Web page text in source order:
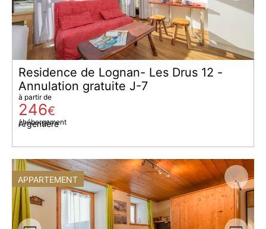
Residence de Lognan- Les Drus 12 -
Annulation gratuite J-7
Argentière
à partir de
246€
/ hébergement
APPARTEMENT